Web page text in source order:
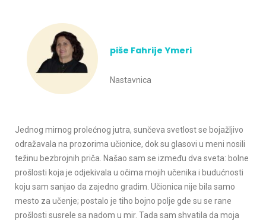
piše Fahrije Ymeri
Nastavnica
Jednog mirnog prolećnog jutra, sunčeva svetlost se bojažljivo
odražavala na prozorima učionice, dok su glasovi u meni nosili
težinu bezbrojnih priča. Našao sam se između dva sveta: bolne
prošlosti koja je odjekivala u očima mojih učenika i budućnosti
koju sam sanjao da zajedno gradim. Učionica nije bila samo
mesto za učenje; postalo je tiho bojno polje gde su se rane
prošlosti susrele sa nadom u mir. Tada sam shvatila da moja